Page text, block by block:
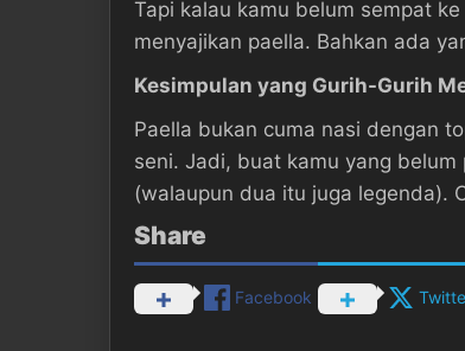
Tapi kalau kamu belum sempat
menyajikan paella. Bahkan ada
Kesimpulan yang Gurih-Gurih
Paella bukan cuma nasi dengan
seni. Jadi, buat kamu yang
(walaupun dua itu juga legenda).
Share
Facebook